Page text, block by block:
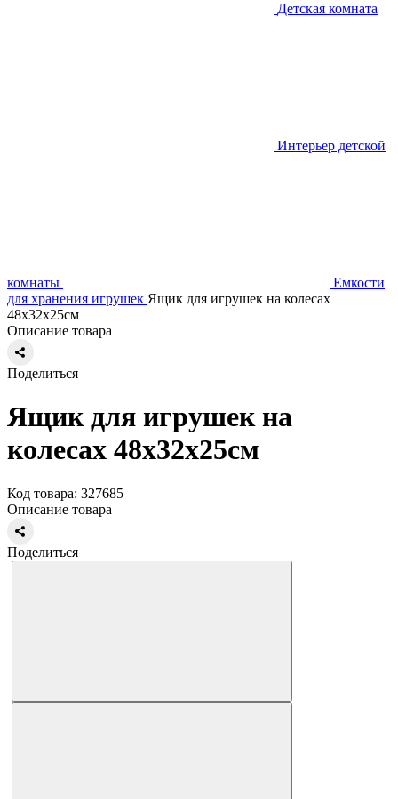
Детская комната
Интерьер детской
комнаты
Емкости
для хранения игрушек Ящик для игрушек на колесах
48х32х25см
Описание товара
Поделиться
Ящик для игрушек на
колесах 48х32х25см
Код товара: 327685
Описание товара
Поделиться